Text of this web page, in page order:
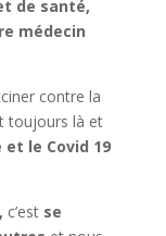
de santé,
médecin
contre la
toujours là et
et le Covid 19
c’est se